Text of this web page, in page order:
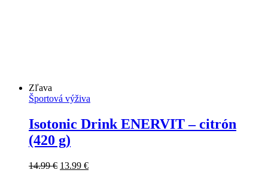
Zľava
Športová výživa
Isotonic Drink ENERVIT – citrón
(420 g)
14.99€ Pôvodná
13.99 €Aktuálna